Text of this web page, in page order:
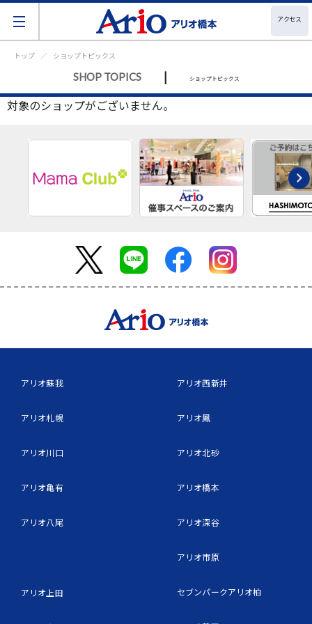
アクセス
トップ ショップトピックス
SHOP TOPICS | ショップトピックス
対象のショップがございません。
アリオ蘇我
アリオ札幌
アリオ川口
アリオ亀有
アリオ八尾
アリオ上田
アリオ西新井
アリオ鳳
アリオ北砂
アリオ橋本
アリオ深谷
アリオ市原
セブンパークアリオ柏